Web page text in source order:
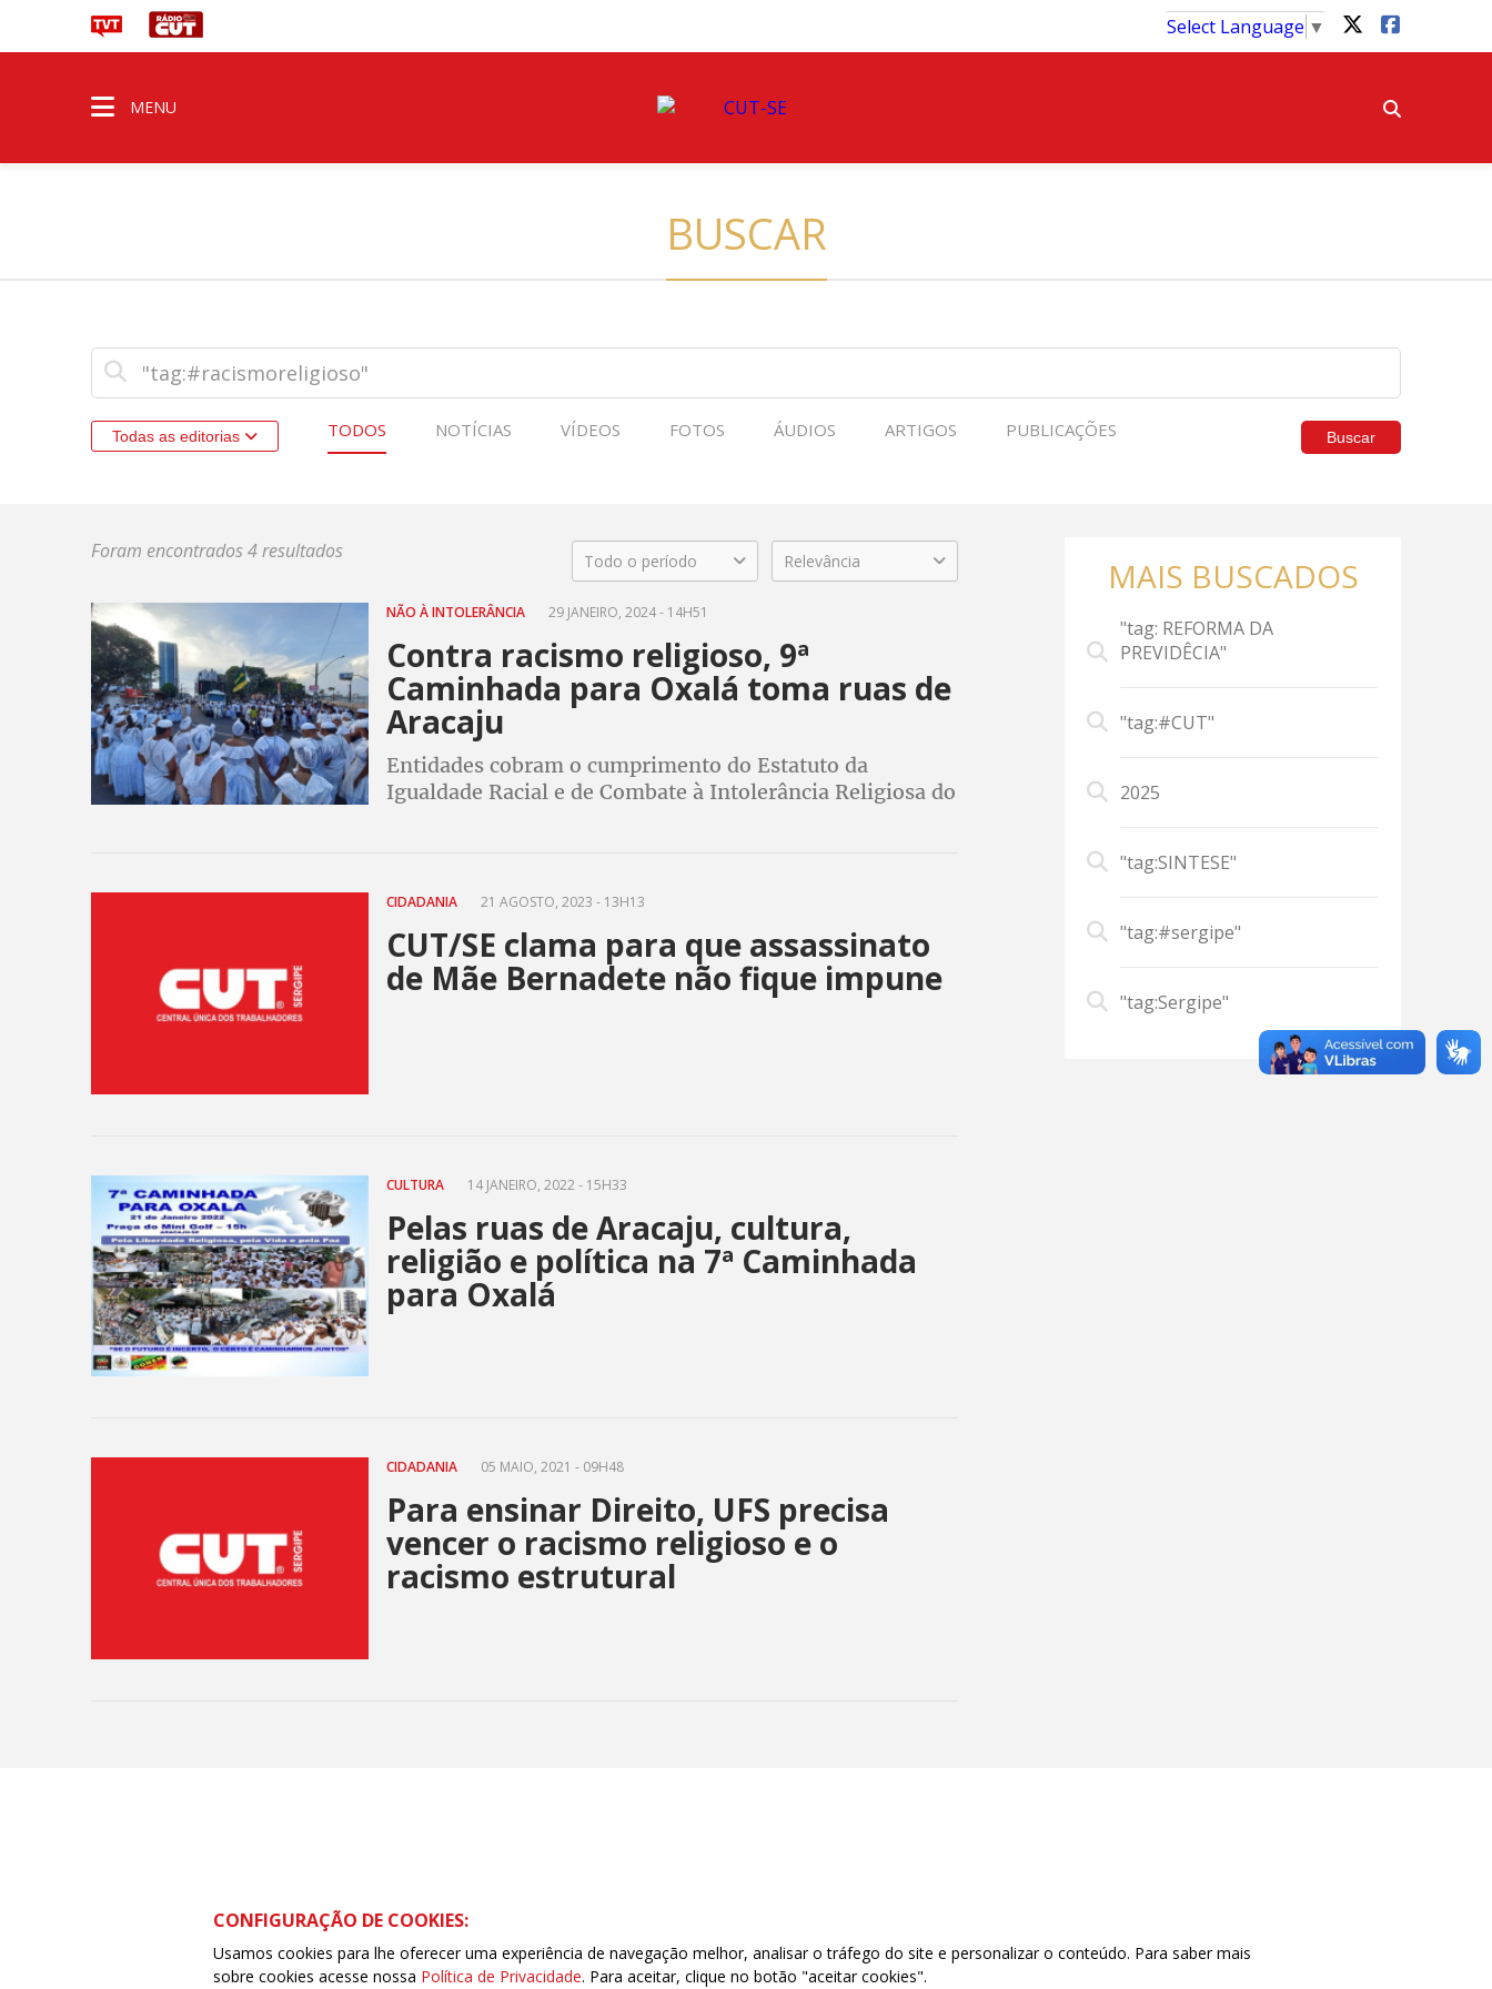
Select Language ▼
MENU
BUSCAR
Todas as editorias TODOS NOTÍCIAS VÍDEOS FOTOS ÁUDIOS ARTIGOS PUBLICAÇÕES Buscar
Foram encontrados 4 resultados Todo o período Relevância
NÃO À INTOLERÂNCIA 29 JANEIRO, 2024 - 14H51
Contra racismo religioso, 9ª
Caminhada para Oxalá toma ruas de
Aracaju
Entidades cobram o cumprimento do Estatuto da
Igualdade Racial e de Combate à Intolerância Religiosa do
CIDADANIA 21 AGOSTO, 2023 - 13H13
CUT/SE clama para que assassinato
de Mãe Bernadete não fique impune
CULTURA 14 JANEIRO, 2022 - 15H33
Pelas ruas de Aracaju, cultura,
religião e política na 7ª Caminhada
para Oxalá
CIDADANIA 05 MAIO, 2021 - 09H48
Para ensinar Direito, UFS precisa
vencer o racismo religioso e o
racismo estrutural
MAIS BUSCADOS
"tag: REFORMA DA
PREVIDÊCIA"
"tag:#CUT"
2025
"tag:SINTESE"
"tag:#sergipe"
"tag:Sergipe"
CONFIGURAÇÃO DE COOKIES:
Usamos cookies para lhe oferecer uma experiência de navegação melhor, analisar o tráfego do site e personalizar o conteúdo. Para saber mais
sobre cookies acesse nossa Política de Privacidade. Para aceitar, clique no botão "aceitar cookies".